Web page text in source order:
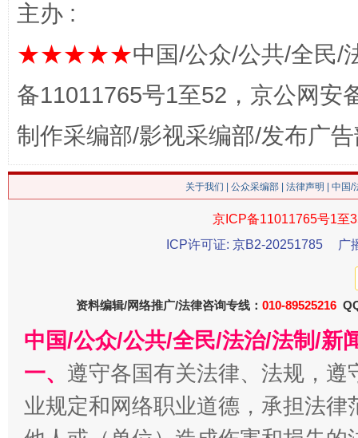
这是一记警钟！ 谢
今
主办 :
★★★★★中国/公众/公共/全民/
备11011765号1至52，京公网安
制作采编部/影视采编部/发布广
关于我们 公众采编部 法律声明 | 中国
京ICP备11011765号1至
ICP许可证: 京B2-20251785
广
资料编辑/网络推广/法律咨询专线： 010-89525216
中国/公众/公共/全民/法治/法制/新
一、 遵守各国有关法律、法规，
业规定和网络职业道德，承担法